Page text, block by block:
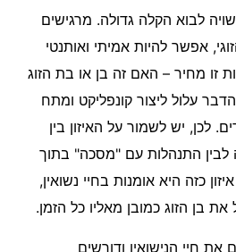
לבוא הקלה גדולה. מרגישים
אפשר להיות אמיתי ואותנטי
זו מחיר – האם זה בן או בת הזוג
עלול ליצור קונפליקט ומתח
לכן, יש לשמור על האיזון בין
לבין התנהלות עם "מסכה" בתוך
כזה היא אומנות בחיי נשואין,
בן הזוג כמובן מאליו כל הזמן.
חיי הנישואין ודורשים